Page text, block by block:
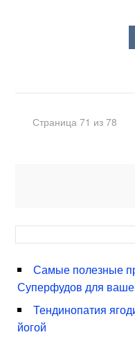
Страница 71 из 78
Самые полезные
Суперфудов для
Тендинопатия
йогой